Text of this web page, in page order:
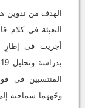
الهدف من تدوین
التعبئة فی کلام
أجریت فی إطارٍ
المنتسبین فی
وجّههما سماحته